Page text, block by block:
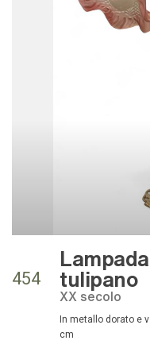
454 tulipano
XX secolo
cm